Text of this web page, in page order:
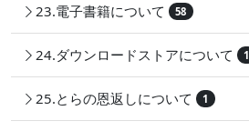
23.電子書籍について 58
24.ダウンロードストアについて 1
25.とらの恩返しについて 1